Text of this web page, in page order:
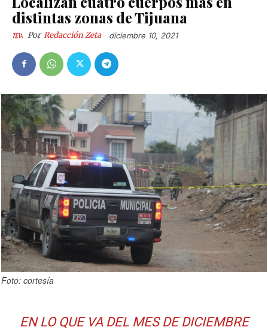
distintas zonas de Tijuana
Por Redacción Zeta diciembre 10, 2021
Foto: cortesía
EN LO QUE VA DEL MES DE DICIEMBRE